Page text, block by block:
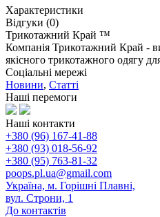
Характеристики
Відгуки (0)
Трикотажний Край ™
Компанія Трикотажний Край -
якісного трикотажного одягу
Соціальні мережі
Новини, Статті
Наші перемоги
Наші контакти
+380 (96) 167-41-88
+380 (93) 018-56-92
+380 (95) 763-81-32
poops.pl.ua@gmail.com
Україна, м. Горішні Плавні,
вул. Строни, 1
До контактів